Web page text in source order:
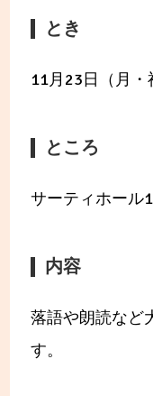
とき
11月23日（月・
ところ
サーティホール
内容
落語や朗読など
す。